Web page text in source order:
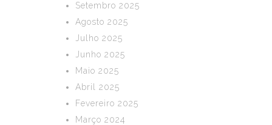
Setembro 2025
Agosto 2025
Julho 2025
Junho 2025
Maio 2025
Abril 2025
Fevereiro 2025
Março 2024